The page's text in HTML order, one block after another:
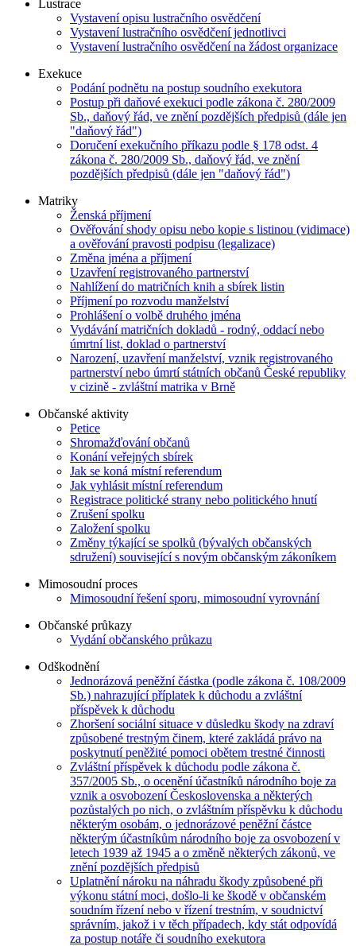
Lustrace
Vystavení opisu lustračního osvědčení
Vystavení lustračního osvědčení jednotlivci
Vystavení lustračního osvědčení na žádost organizace
Exekuce
Podání podnětu na postup soudního exekutora
Postup při daňové exekuci podle zákona č. 280/2009
Sb., daňový řád, ve znění pozdějších předpisů (dále jen
"daňový řád")
Doručení exekučního příkazu podle § 178 odst. 4
zákona č. 280/2009 Sb., daňový řád, ve znění
pozdějších předpisů (dále jen "daňový řád")
Matriky
Ženská příjmení
Ověřování shody opisu nebo kopie s listinou (vidimace)
a ověřování pravosti podpisu (legalizace)
Změna jména a příjmení
Uzavření registrovaného partnerství
Nahlížení do matričních knih a sbírek listin
Příjmení po rozvodu manželství
Prohlášení o volbě druhého jména
Vydávání matričních dokladů - rodný, oddací nebo
úmrtní list, doklad o partnerství
Narození, uzavření manželství, vznik registrovaného
partnerství nebo úmrtí státních občanů České republiky
v cizině - zvláštní matrika v Brně
Občanské aktivity
Petice
Shromažďování občanů
Konání veřejných sbírek
Jak se koná místní referendum
Jak vyhlásit místní referendum
Registrace politické strany nebo politického hnutí
Zrušení spolku
Založení spolku
Změny týkající se spolků (bývalých občanských
sdružení) související s novým občanským zákoníkem
Mimosoudní proces
Mimosoudní řešení sporu, mimosoudní vyrovnání
Občanské průkazy
Vydání občanského průkazu
Odškodnění
Jednorázová peněžní částka (podle zákona č. 108/2009
Sb.) nahrazující příplatek k důchodu a zvláštní
příspěvek k důchodu
Zhoršení sociální situace v důsledku škody na zdraví
způsobené trestným činem, které zakládá právo na
poskytnutí peněžité pomoci obětem trestné činnosti
Zvláštní příspěvek k důchodu podle zákona č.
357/2005 Sb., o ocenění účastníků národního boje za
vznik a osvobození Československa a některých
pozůstalých po nich, o zvláštním příspěvku k důchodu
některým osobám, o jednorázové peněžní částce
některým účastníkům národního boje za osvobození v
letech 1939 až 1945 a o změně některých zákonů, ve
znění pozdějších předpisů
Uplatnění nároku na náhradu škody způsobené při
výkonu státní moci, došlo-li ke škodě v občanském
soudním řízení nebo v řízení trestním, v soudnictví
správním, jakož i v těch případech, kdy stát odpovídá
za postup notáře či soudního exekutora